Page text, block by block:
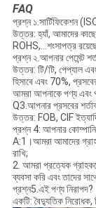
FAQ
প্রশ্ন ১.সার্টিফিকেশন
উত্তর: হ্যাঁ, আমাদের
ROHS,…শংসাপত্র
প্রশ্ন ২.আপনার পেমেন্ট
উত্তর: টি/টি, পেপ্যাল
হিসাবে এবং 70%,
আমরা আপনাকে পণ্য এবং
Q3.আপনার প্রসবের
উত্তর: FOB, CIF
প্রশ্ন 4: আপনার
A:1।আমরা আমাদের
রাখি;
2. আমরা প্রত্যেক
ব্যবসা করি এবং তাদের
প্রশ্ন5.এই পণ্য নিরাপদ?
একটি: বৈদ্যুতিক নিরোধক,